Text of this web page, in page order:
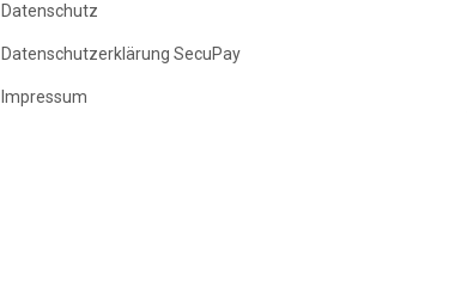
Datenschutz
Datenschutzerklärung SecuPay
Impressum